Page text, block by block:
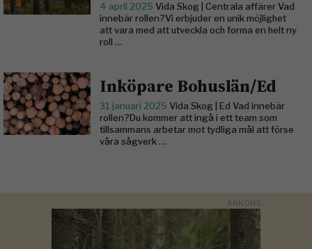
4 april 2025 Vida Skog | Centrala affärer Vad
innebär rollen?Vi erbjuder en unik möjlighet
att vara med att utveckla och forma en helt ny
roll …
Inköpare Bohuslän/Ed
31 januari 2025 Vida Skog | Ed Vad innebär
rollen?Du kommer att ingå i ett team som
tillsammans arbetar mot tydliga mål att förse
våra sågverk …